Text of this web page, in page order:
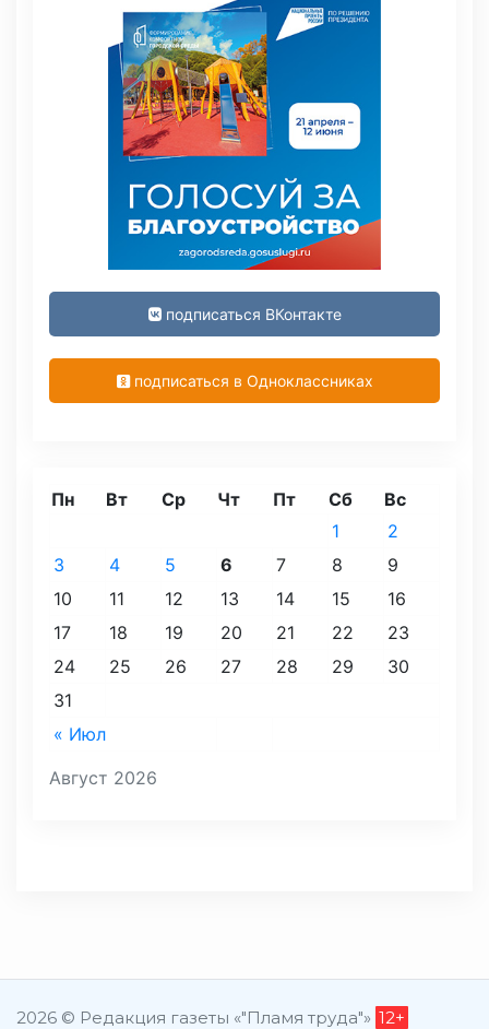
подписаться ВКонтакте
подписаться в Одноклассниках
Август 2026
Пн Вт Ср Чт Пт Сб Вс
« Июл
1
2
3
4 5 6 7 8
9
10
11 12 13 14 15
16
17
18 19 20 21 22
23
24
25 26 27 28 29
30
31
2026 © Редакция газеты «"Пламя труда"» 12+